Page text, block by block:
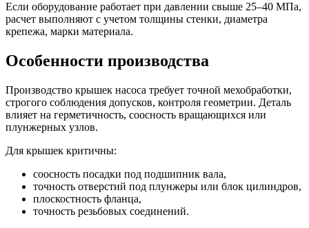
Если оборудование работает при давлении свыше 25–40 МПа,
расчет выполняют с учетом толщины стенки, диаметра
крепежа, марки материала.
Особенности производства
Производство крышек насоса требует точной мехобработки,
строгого соблюдения допусков, контроля геометрии. Деталь
влияет на герметичность, соосность вращающихся или
плунжерных узлов.
Для крышек критичны:
соосность посадки под подшипник вала,
точность отверстий под плунжеры или блок цилиндров,
плоскостность фланца,
точность резьбовых соединений.